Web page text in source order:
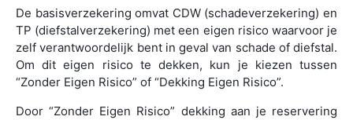
De basisverzekering omvat CDW (schadeverzekering) en
TP (diefstalverzekering) met een eigen risico waarvoor je
zelf verantwoordelijk bent in geval van schade of diefstal.
Om dit eigen risico te dekken, kun je kiezen tussen
“Zonder Eigen Risico” of “Dekking Eigen Risico”.
Door “Zonder Eigen Risico” dekking aan je reservering